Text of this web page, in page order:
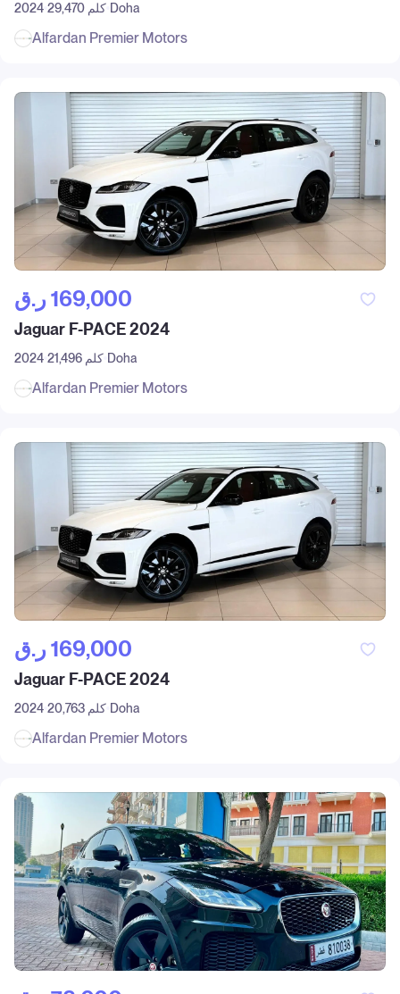
2024 29,470 كلم Doha
Alfardan Premier Motors
ر.ق‎ 169,000
Jaguar F-PACE 2024
2024 21,496 كلم Doha
Alfardan Premier Motors
ر.ق‎ 169,000
Jaguar F-PACE 2024
2024 20,763 كلم Doha
Alfardan Premier Motors